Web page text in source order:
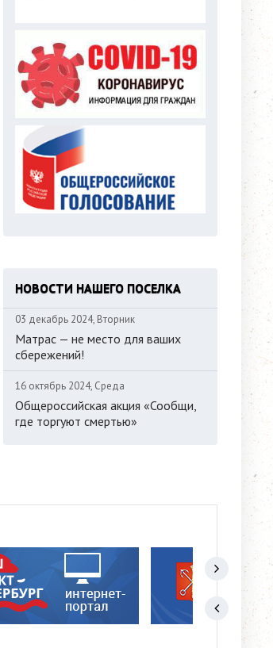
НОВОСТИ НАШЕГО ПОСЕЛКА
03 декабрь 2024, Вторник
Матрас — не место для ваших
сбережений!
16 октябрь 2024, Среда
Общероссийская акция «Сообщи,
где торгуют смертью»